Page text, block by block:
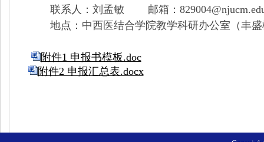
联系人：刘孟敏
邮箱：
地点：中西医结合学院教学科研办公室（丰盛
附件1 申报书模板.doc
附件2 申报汇总表.docx